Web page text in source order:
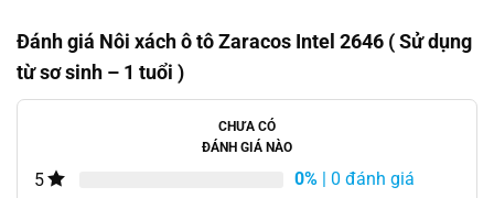
sao
5
Đánh giá Nôi xách ô tô Zaracos Intel 2646 ( Sử dụng
từ sơ sinh – 1 tuổi )
CHƯA CÓ
ĐÁNH GIÁ NÀO
5 0% | 0 đánh giá